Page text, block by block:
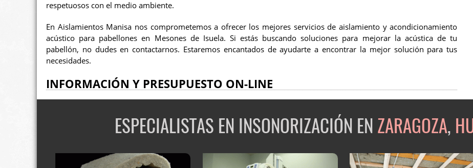
respetuosos con el medio ambiente.
En Aislamientos Manisa nos comprometemos a ofrecer los mejores servicios de aislamiento y acondicionamiento
acústico para pabellones en Mesones de Isuela. Si estás buscando soluciones para mejorar la acústica de tu
pabellón, no dudes en contactarnos. Estaremos encantados de ayudarte a encontrar la mejor solución para tus
necesidades.
INFORMACIÓN Y PRESUPUESTO ON-LINE
ESPECIALISTAS EN INSONORIZACIÓN ENZARAGOZA,